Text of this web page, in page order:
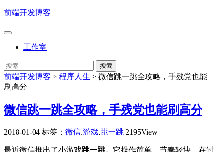
前端开发博客
工作室
前端开发博客 > 程序人生 > 微信跳一跳全攻略，手残党也能
刷高分
微信跳一跳全攻略，手残党也能刷高分
2018-01-04 标签： 微信,游戏,跳一跳 2195View
最近微信推出了小游戏跳一跳。 它操作简单、节奏轻快，在过